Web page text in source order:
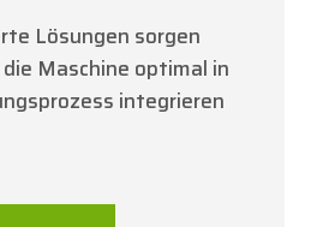
Lösungen sorgen
Maschine optimal in
integrieren